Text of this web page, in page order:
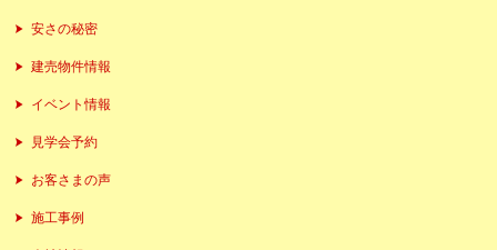
安さの秘密
建売物件情報
イベント情報
見学会予約
お客さまの声
施工事例